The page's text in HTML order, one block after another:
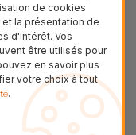
un mot
également
argent ou sans
ainsi
de cookies
la présentation de
d'intérêt. Vos
être utilisés pour
en savoir plus
votre choix à tout
.